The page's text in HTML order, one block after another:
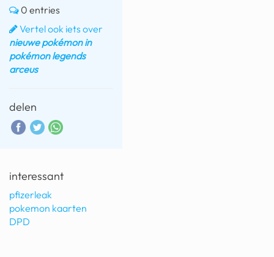
0 entries
Vertel ook iets over
nieuwe pokémon in
pokémon legends
arceus
delen
interessant
pfizerleak
pokemon kaarten
DPD